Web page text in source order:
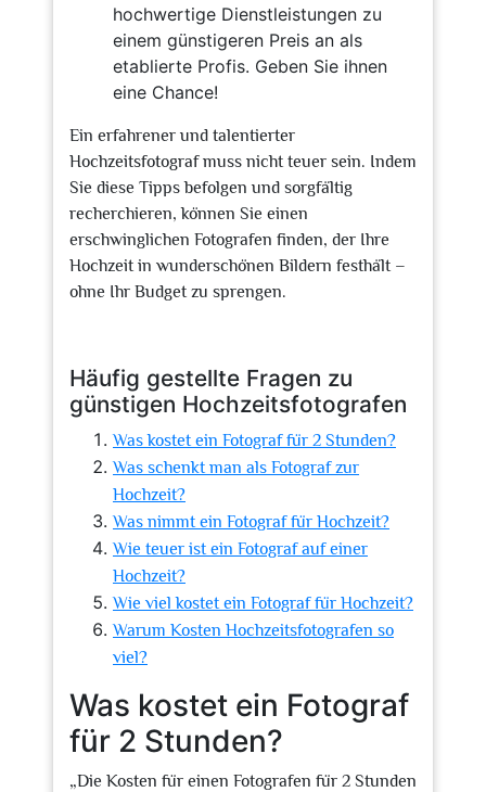
hochwertige Dienstleistungen zu
einem günstigeren Preis an als
etablierte Profis. Geben Sie ihnen
eine Chance!
Ein erfahrener und talentierter
Hochzeitsfotograf muss nicht teuer sein. Indem
Sie diese Tipps befolgen und sorgfältig
recherchieren, können Sie einen
erschwinglichen Fotografen finden, der Ihre
Hochzeit in wunderschönen Bildern festhält –
ohne Ihr Budget zu sprengen.
Häufig gestellte Fragen zu
günstigen Hochzeitsfotografen
Was kostet ein Fotograf für 2 Stunden?
Was schenkt man als Fotograf zur
Hochzeit?
Was nimmt ein Fotograf für Hochzeit?
Wie teuer ist ein Fotograf auf einer
Hochzeit?
Wie viel kostet ein Fotograf für Hochzeit?
Warum Kosten Hochzeitsfotografen so
viel?
Was kostet ein Fotograf
für 2 Stunden?
„Die Kosten für einen Fotografen für 2 Stunden